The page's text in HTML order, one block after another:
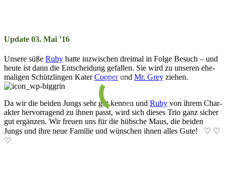
Update 03. Mai ’16
Unsere süße Ruby hatte in­zwisch­en dreimal in Fol­ge Be­such – und
heute ist dann die Ent­scheid­ung ge­fall­en. Sie wird zu un­ser­en ehe­
mal­ig­en Schütz­ling­en KaterCoo­perund Mr. Grey zieh­en.
Da wir die bei­den Jungs sehr gut ken­nen und Ruby von ihr­em Char­
ak­ter her­vor­rag­end zu ihn­en passt, wird sich die­ses Trio ganz sich­er
gut er­gänz­en. Wir freu­en uns für die hüb­sche Maus, die bei­den
Jungs und ihre neue Fa­mil­ie und wün­schen ihn­en all­es Gu­te! ♡ ♡
♡